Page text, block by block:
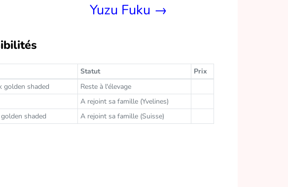
Yuzu Fuku →
Statut
Prix
golden shaded
Reste à l'élevage
A rejoint sa famille (Yvelines)
shaded A rejoint sa famille (Suisse)